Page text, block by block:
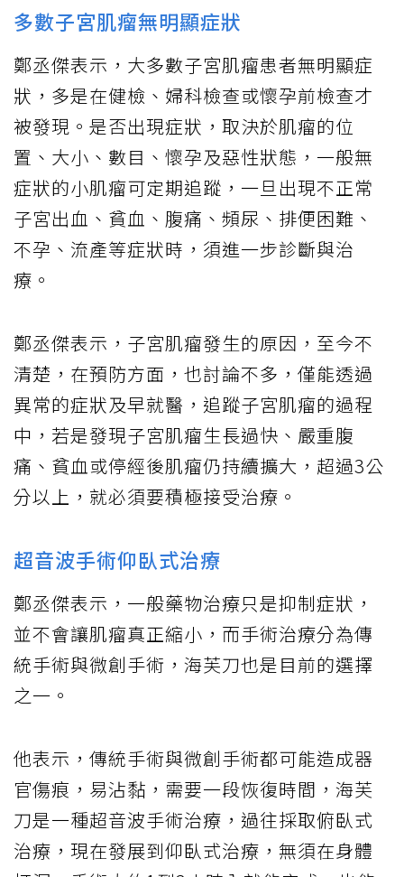
多數子宮肌瘤無明顯症狀
鄭丞傑表示，大多數子宮肌瘤患者無明顯症
狀，多是在健檢、婦科檢查或懷孕前檢查才
被發現。是否出現症狀，取決於肌瘤的位
置、大小、數目、懷孕及惡性狀態，一般無
症狀的小肌瘤可定期追蹤，一旦出現不正常
子宮出血、貧血、腹痛、頻尿、排便困難、
不孕、流產等症狀時，須進一步診斷與治
療。
鄭丞傑表示，子宮肌瘤發生的原因，至今不
清楚，在預防方面，也討論不多，僅能透過
異常的症狀及早就醫，追蹤子宮肌瘤的過程
中，若是發現子宮肌瘤生長過快、嚴重腹
痛、貧血或停經後肌瘤仍持續擴大，超過3公
分以上，就必須要積極接受治療。
超音波手術仰臥式治療
鄭丞傑表示，一般藥物治療只是抑制症狀，
並不會讓肌瘤真正縮小，而手術治療分為傳
統手術與微創手術，海芙刀也是目前的選擇
之一。
他表示，傳統手術與微創手術都可能造成器
官傷痕，易沾黏，需要一段恢復時間，海芙
刀是一種超音波手術治療，過往採取俯臥式
治療，現在發展到仰臥式治療，無須在身體